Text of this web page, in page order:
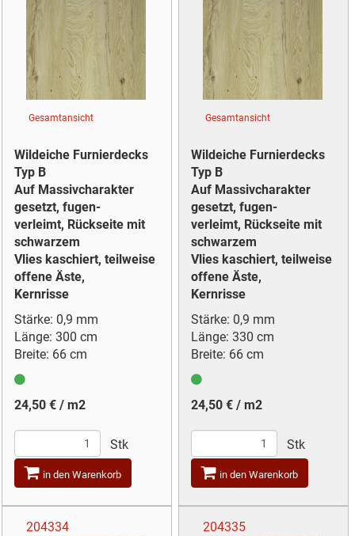
Gesamtansicht
Wildeiche Furnierdecks
Typ B
Auf Massivcharakter
gesetzt, fugen-
verleimt, Rückseite mit
schwarzem
Vlies kaschiert, teilweise
offene Äste,
Kernrisse
Stärke: 0,9 mm
Länge: 300 cm
Breite: 66 cm
24,50 € / m2
Stk
in den Warenkorb
Gesamtansicht
Wildeiche Furnierdecks
Typ B
Auf Massivcharakter
gesetzt, fugen-
verleimt, Rückseite mit
schwarzem
Vlies kaschiert, teilweise
offene Äste,
Kernrisse
Stärke: 0,9 mm
Länge: 330 cm
Breite: 66 cm
24,50 € / m2
Stk
in den Warenkorb
204334 204335